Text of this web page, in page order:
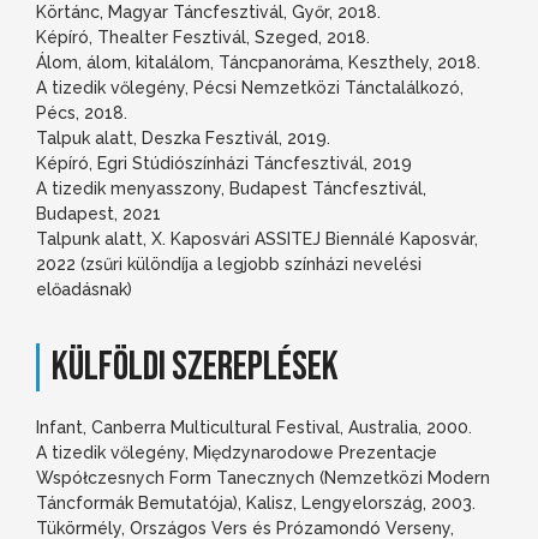
Körtánc, Magyar Táncfesztivál, Győr, 2018.
Képíró, Thealter Fesztivál, Szeged, 2018.
Álom, álom, kitalálom, Táncpanoráma, Keszthely, 2018.
A tizedik vőlegény, Pécsi Nemzetközi Tánctalálkozó,
Pécs, 2018.
Talpuk alatt, Deszka Fesztivál, 2019.
Képíró, Egri Stúdiószínházi Táncfesztivál, 2019
A tizedik menyasszony, Budapest Táncfesztivál,
Budapest, 2021
Talpunk alatt, X. Kaposvári ASSITEJ Biennálé Kaposvár,
2022 (zsűri különdíja a legjobb színházi nevelési
előadásnak)
KÜLFÖLDI SZEREPLÉSEK
Infant, Canberra Multicultural Festival, Australia, 2000.
A tizedik vőlegény, Międzynarodowe Prezentacje
Współczesnych Form Tanecznych (Nemzetközi Modern
Táncformák Bemutatója), Kalisz, Lengyelország, 2003.
Tükörmély, Országos Vers és Prózamondó Verseny,